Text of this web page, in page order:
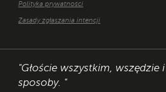
Polityka prywatności
Zasady zgłaszania intencji
"Głoście wszystkim, wszędzie
sposoby. "